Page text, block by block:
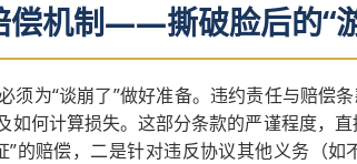
偿机制——撕破脸后的“
为“谈崩了”做好准备。违约责任与赔偿
何计算损失。这部分条款的严谨程度，直
的赔偿，二是针对违反协议其他义务（